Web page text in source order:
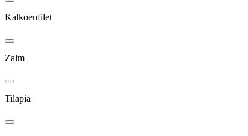
Kalkoenfilet
Zalm
Tilapia